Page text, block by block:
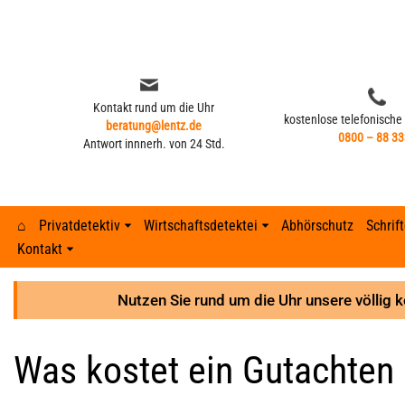
Kontakt rund um die Uhr
beratung@lentz.de
Antwort innnerh. von 24 Std.
kostenlose
0800 – 88
beratung@lentz.de
Antwort innnerh. von 24 Std.
0800 – 88
⌂ Privatdetektiv
Typisches Verhalten nach Fremdgehen –
8 Anzeichen
Gerichtsurteile
GPS-Überwachung und Ortung
Detektei
Wirtschaftsdetektei
GPS-Überwachung und Ortung
GPS-Tracker finden
Abhörschutz
Kontakt
Nutzen Sie rund um die Uhr unsere
Was kostet ein